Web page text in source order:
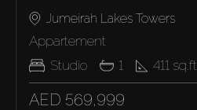
Jumeirah Lakes Towers
Appartement
Studio
1 411 sq.ft
AED 569,999